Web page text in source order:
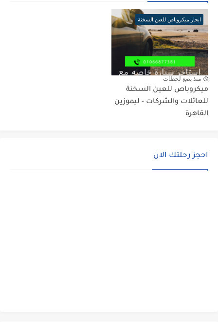
ايجار ميكروباص للعين السخنة
منذ بضع لحظات
ميكروباص للعين السخنة
للعائلات والشركات - ليموزين
القاهرة
احجز رحلتك الان